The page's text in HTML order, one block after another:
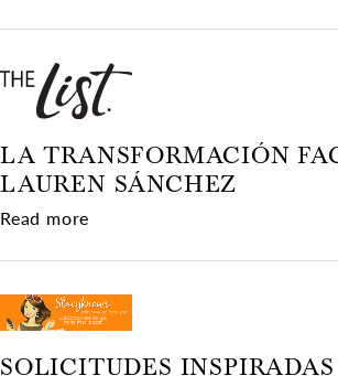
LA TRANSFORMACIÓN
LAUREN SÁNCHEZ
Read more
SOLICITUDES